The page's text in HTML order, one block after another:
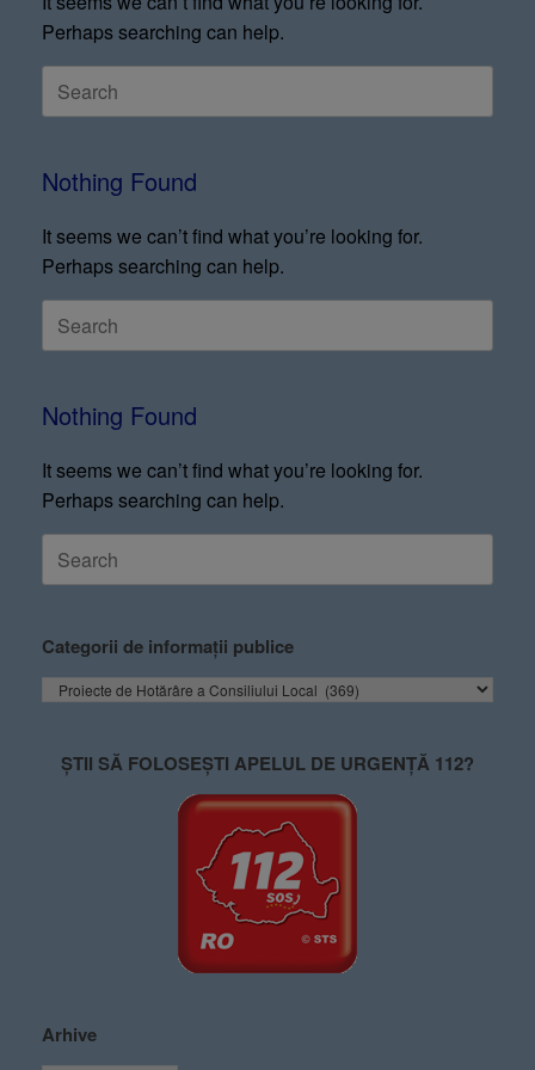
Perhaps searching can help.
Nothing Found
It seems we can’t find what you’re looking for.
Perhaps searching can help.
Nothing Found
It seems we can’t find what you’re looking for.
Perhaps searching can help.
Categorii de informații publice
ȘTII SĂ FOLOSEȘTI APELUL DE URGENȚĂ 112?
Arhive